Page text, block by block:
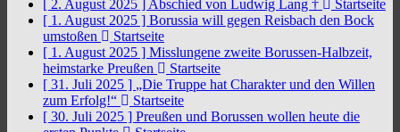
[ 2. August 2025 ] Abschied von Ludwig Lang †
Startseite
[ 1. August 2025 ] Borussia will gegen Reisbach den Bock
umstoßen
Startseite
[ 1. August 2025 ] Misslungene zweite Borussen-Halbzeit,
heimstarke Preußen
Startseite
[ 31. Juli 2025 ] „Die Truppe hat Charakter und den Willen
zum Erfolg!“
Startseite
[ 30. Juli 2025 ] Preußen und Borussen wollen heute die